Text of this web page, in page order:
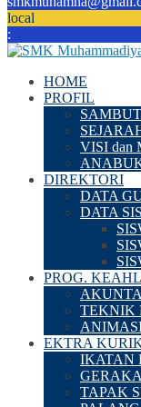
local
:
HOME
PROFIL
VISI dan
DIREKTORI
DATA
DATA
PROG.
TEKNIK
EKTRA
IKATAN
TAPAK